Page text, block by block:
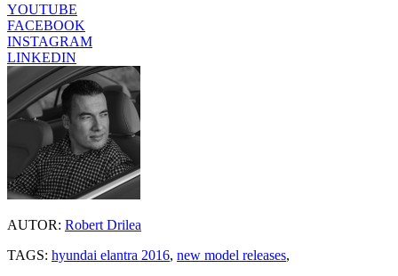
YOUTUBE
FACEBOOK
INSTAGRAM
LINKEDIN
AUTOR: Robert Drilea
TAGS: hyundai elantra 2016, new model releases,